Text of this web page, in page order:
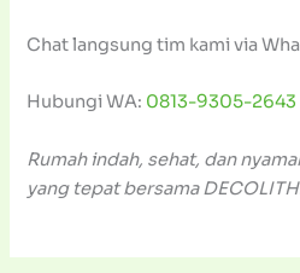
Chat langsung tim kami via
Hubungi WA: 0813-9305-2643
Rumah indah, sehat, dan
yang tepat bersama